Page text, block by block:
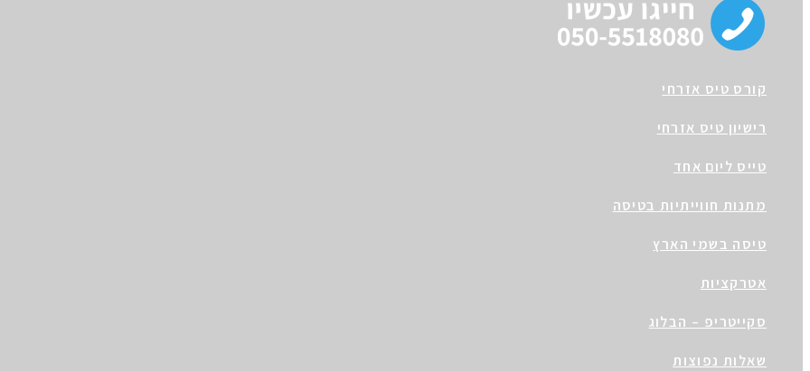
קורס טיס אזרחי
רישיון טיס אזרחי
טייס ליום אחד
מתנות חווייתיות בטיסה
טיסה בשמי הארץ
אטרקציות
סקייטריפ – הבלוג
שאלות נפוצות